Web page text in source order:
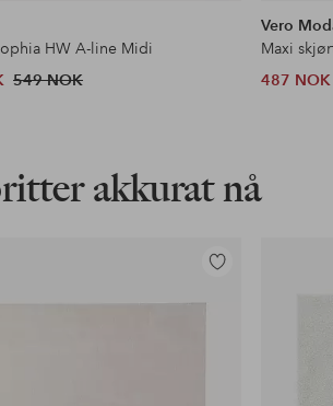
HW A-line Midi
549 NOK
Vero
Maxi
487 NOK
akkurat nå
Legg